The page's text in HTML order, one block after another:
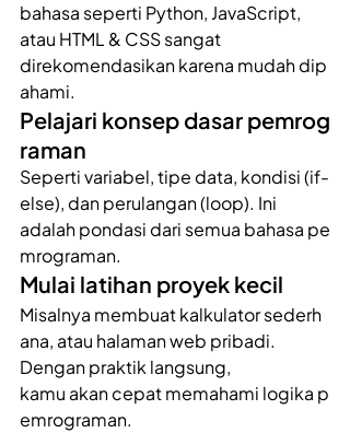
bahasa seperti Python, JavaScript,
atau HTML & CSS sangat
direkomendasikan karena mudah dip
ahami.
Pelajari konsep dasar pemrog
raman
Seperti variabel, tipe data, kondisi (if-
else), dan perulangan (loop). Ini
adalah pondasi dari semua bahasa pe
mrograman.
Mulai latihan proyek kecil
Misalnya membuat kalkulator sederh
ana, atau halaman web pribadi.
Dengan praktik langsung,
kamu akan cepat memahami logika p
emrograman.